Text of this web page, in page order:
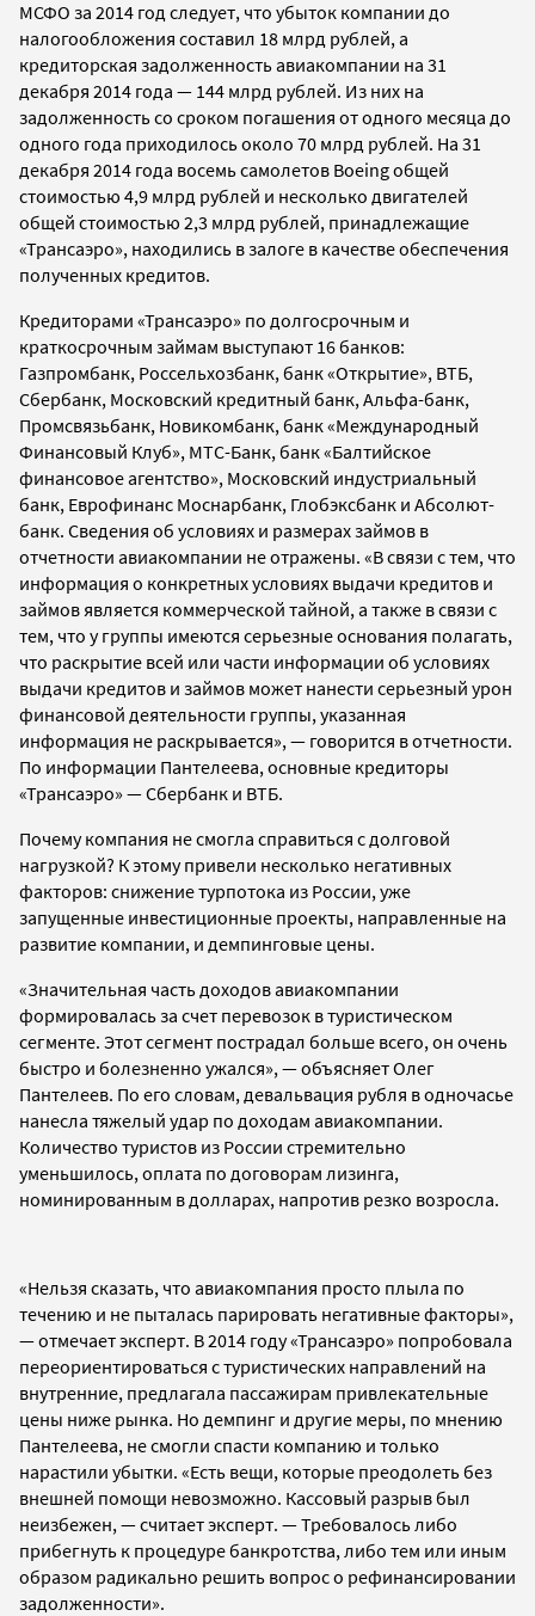
МСФО за 2014 год следует, что убыток компании до
налогообложения составил 18 млрд рублей, а
кредиторская задолженность авиакомпании на 31
декабря 2014 года — 144 млрд рублей. Из них на
задолженность со сроком погашения от одного месяца до
одного года приходилось около 70 млрд рублей. На 31
декабря 2014 года восемь самолетов Boeing общей
стоимостью 4,9 млрд рублей и несколько двигателей
общей стоимостью 2,3 млрд рублей, принадлежащие
«Трансаэро», находились в залоге в качестве обеспечения
полученных кредитов.
Кредиторами «Трансаэро» по долгосрочным и
краткосрочным займам выступают 16 банков:
Газпромбанк, Россельхозбанк, банк «Открытие», ВТБ,
Сбербанк, Московский кредитный банк, Альфа-банк,
Промсвязьбанк, Новикомбанк, банк «Международный
Финансовый Клуб», МТС-Банк, банк «Балтийское
финансовое агентство», Московский индустриальный
банк, Еврофинанс Моснарбанк, Глобэксбанк и Абсолют-
банк. Сведения об условиях и размерах займов в
отчетности авиакомпании не отражены. «В связи с тем, что
информация о конкретных условиях выдачи кредитов и
займов является коммерческой тайной, а также в связи с
тем, что у группы имеются серьезные основания полагать,
что раскрытие всей или части информации об условиях
выдачи кредитов и займов может нанести серьезный урон
финансовой деятельности группы, указанная
информация не раскрывается», — говорится в отчетности.
По информации Пантелеева, основные кредиторы
«Трансаэро» — Сбербанк и ВТБ.
Почему компания не смогла справиться с долговой
нагрузкой? К этому привели несколько негативных
факторов: снижение турпотока из России, уже
запущенные инвестиционные проекты, направленные на
развитие компании, и демпинговые цены.
«Значительная часть доходов авиакомпании
формировалась за счет перевозок в туристическом
сегменте. Этот сегмент пострадал больше всего, он очень
быстро и болезненно ужался», — объясняет Олег
Пантелеев. По его словам, девальвация рубля в одночасье
нанесла тяжелый удар по доходам авиакомпании.
Количество туристов из России стремительно
уменьшилось, оплата по договорам лизинга,
номинированным в долларах, напротив резко возросла.
«Нельзя сказать, что авиакомпания просто плыла по
течению и не пыталась парировать негативные факторы»,
— отмечает эксперт. В 2014 году «Трансаэро» попробовала
переориентироваться с туристических направлений на
внутренние, предлагала пассажирам привлекательные
цены ниже рынка. Но демпинг и другие меры, по мнению
Пантелеева, не смогли спасти компанию и только
нарастили убытки. «Есть вещи, которые преодолеть без
внешней помощи невозможно. Кассовый разрыв был
неизбежен, — считает эксперт. — Требовалось либо
прибегнуть к процедуре банкротства, либо тем или иным
образом радикально решить вопрос о рефинансировании
задолженности».